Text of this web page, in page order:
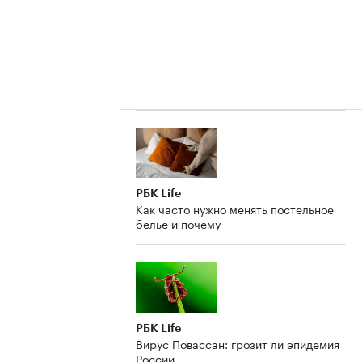
РБК Life
Как часто нужно менять постельное
белье и почему
РБК Life
Вирус Повассан: грозит ли эпидемия
России